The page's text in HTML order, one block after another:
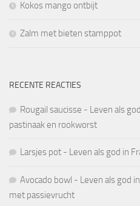
Kokos mango ontbijt
Zalm met bieten stamppot
RECENTE REACTIES
Rougail saucisse - Leven als
pastinaak en rookworst
Larsjes pot - Leven als god in
Avocado bowl - Leven als god
met passievrucht